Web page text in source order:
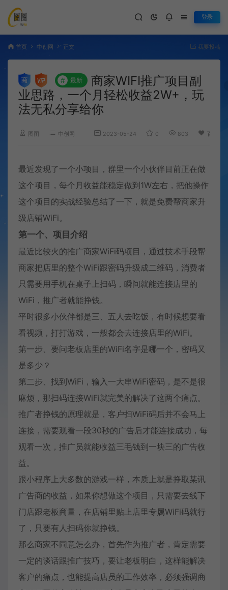
登录
首页 中创网 正文 我要投稿
# 最新
商家WIFI推广项目副
业思路，一个月轻松收益2W+，玩
法无私分享给你
图图 中创网 2023-05-24 0 803 百度已
最近发现了一个小项目，群里一个小伙伴目前正在做
这个项目，每个月收益能稳定做到1W左右，把他操作
这个项目的实战经验总结了一下，就是免费帮商家升
级店铺WiFi。
第一个、项目介绍
最近比较火的推广商家WiFi码项目，通过技术手段帮
商家把店里的整个WiFi跟密码升级成二维码，消费者
只需要用手机在桌子上扫码，瞬间就能连接店里的
WiFi，推广者就能挣钱。
平时很多小伙伴都是三、五人去吃饭，有时候想要看
看视频，打打游戏，一般都会去连接店里的WiFi。
第一步、要问老板店里的WiFi名字是哪一个，密码又
是多少？
第二步、找到WiFi，输入一大串WiFi密码，是不是很
麻烦，那扫码连接WiFi就完美的解决了这两个痛点。
推广者挣钱的原理就是，客户扫WiFi码后并不会马上
连接，需要观看一段30秒的广告后才能连接成功，每
观看一次，推广员就能收益三毛钱到一块三的广告收
益。
跟小程序上大多数的游戏一样，本质上就是挣取某讯
广告商的收益，如果你想做这个项目，只需要去线下
门店跟老板商量，在店铺里贴上店里专属WiFi码就行
了，只要有人扫码你就挣钱。
那么商家不同意怎么办，首先作为推广者，肯定需要
一定的谈话跟推广技巧，要让老板明白，这样能解决
客户的痛点，也能提高店员的工作效率，必须强调商